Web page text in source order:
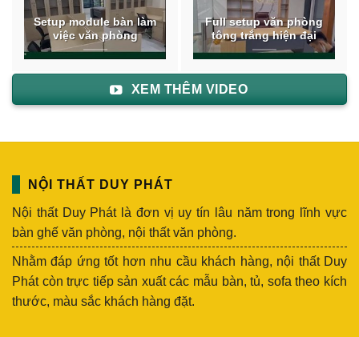
Setup module bàn làm
việc văn phòng
Full setup văn phòng
tông trắng hiện đại
XEM THÊM VIDEO
NỘI THẤT DUY PHÁT
Nội thất Duy Phát là đơn vị uy tín lâu năm trong lĩnh vực
bàn ghế văn phòng, nội thất văn phòng.
Nhằm đáp ứng tốt hơn nhu cầu khách hàng, nội thất Duy
Phát còn trực tiếp sản xuất các mẫu bàn, tủ, sofa theo kích
thước, màu sắc khách hàng đặt.